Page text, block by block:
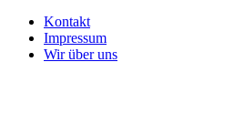
Kontakt
Impressum
Wir über uns